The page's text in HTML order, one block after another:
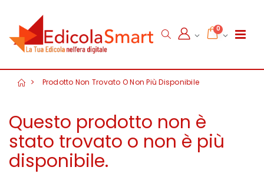
0
Prodotto Non Trovato O Non Più Disponibile
Questo prodotto non è
stato trovato o non è più
disponibile.